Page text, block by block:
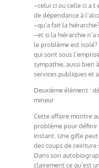
–celui ci ou celle ci a
de dépendance à
–qu’a fait la hiérarchie?
–et si la hiérarchie
le problème est
qui sont sous
sympathie, aussi bien
services publiques et
Deuxième élément :
mineur
Cette affaire montre
problème pour définir
instant. Une gifle peut
des coups de ceinture
Dans son
clairement ce qu’est